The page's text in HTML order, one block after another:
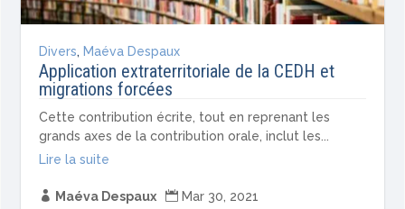
Divers, Maéva Despaux
Application extraterritoriale de la CEDH et
migrations forcées
Cette contribution écrite, tout en reprenant les
grands axes de la contribution orale, inclut les...
Lire la suite
 Maéva Despaux  Mar 30, 2021